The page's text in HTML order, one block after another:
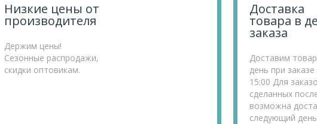
Низкие цены от
производителя
Держим цены!
Сезонные распродажи,
скидки оптовикам.
Доставка
товара в
заказа
Доставим
день при заказе
15:00 Для
сделанных
возможна
следующий день